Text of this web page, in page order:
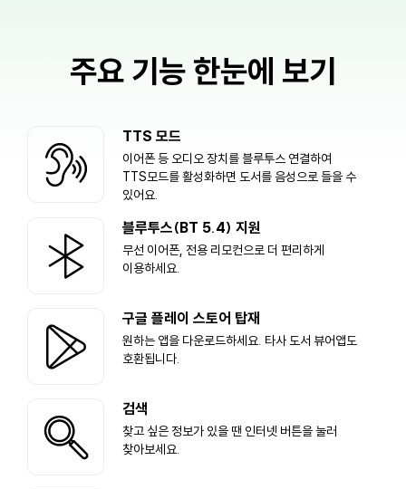
주요 기능 한눈에 보기
TTS 모드
이어폰 등 오디오 장치를 블루투스 연결하여
TTS모드를 활성화하면 도서를 음성으로 들을 수
있어요.
블루투스(BT 5.4) 지원
무선 이어폰, 전용 리모컨으로 더 편리하게
이용하세요.
구글 플레이 스토어 탑재
원하는 앱을 다운로드하세요. 타사 도서 뷰어앱도
호환됩니다.
검색
찾고 싶은 정보가 있을 땐 인터넷 버튼을 눌러
찾아보세요.